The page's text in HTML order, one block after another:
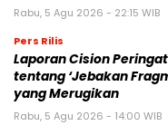
Rabu, 5 Agu 2026 - 22:15 WIB
Pers Rilis
Laporan Cision
tentang ‘Jebakan
yang Merugikan
Rabu, 5 Agu 2026 - 14:00 WIB